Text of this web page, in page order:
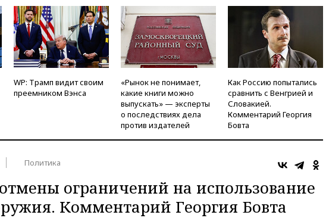
WP: Трамп видит своим
преемником Вэнса
«Рынок не понимает,
какие книги можно
выпускать» — эксперты
о последствиях дела
против издателей
Как Россию попытались
сравнить с Венгрией и
Словакией.
Комментарий Георгия
Бовта
Политика
ограничений на использование
Комментарий Георгия Бовта